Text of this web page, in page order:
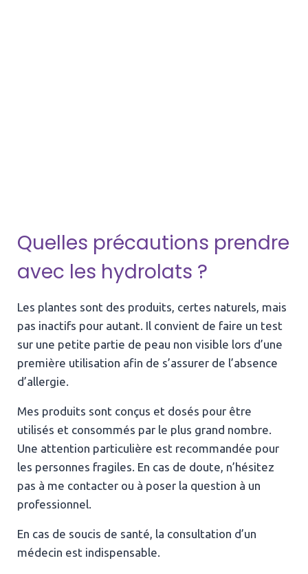
Quelles précautions prendre
avec les hydrolats ?
Les plantes sont des produits, certes naturels, mais
pas inactifs pour autant. Il convient de faire un test
sur une petite partie de peau non visible lors d’une
première utilisation afin de s’assurer de l’absence
d’allergie.
Mes produits sont conçus et dosés pour être
utilisés et consommés par le plus grand nombre.
Une attention particulière est recommandée pour
les personnes fragiles. En cas de doute, n’hésitez
pas à me contacter ou à poser la question à un
professionnel.
En cas de soucis de santé, la consultation d’un
médecin est indispensable.